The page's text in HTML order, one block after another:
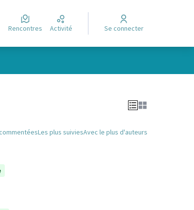
Rencontres Activité Se connecter
Les plus suiviesAvec le plus d'auteurs